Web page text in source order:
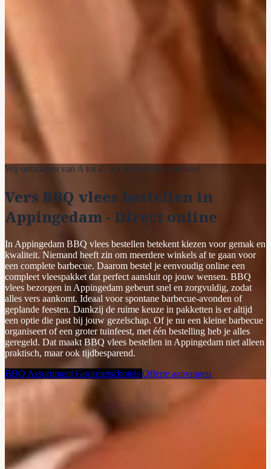
Wij ontzorgen van A tot Z, we doen zelfs de afwas!
Vers BBQ vlees bestellen in
Appingedam - Direct online
In Appingedam BBQ vlees bestellen betekent kiezen voor gemak en
kwaliteit. Niemand heeft zin om meerdere winkels af te gaan voor
een complete barbecue. Daarom bestel je eenvoudig online een
compleet vleespakket dat perfect aansluit op jouw wensen. BBQ
vlees bezorgen in Appingedam gebeurt snel en zorgvuldig, zodat
alles vers aankomt. Ideaal voor spontane barbecue-avonden of
geplande feesten. Dankzij de ruime keuze in pakketten is er altijd
een optie die past bij jouw gezelschap. Of je nu een kleine barbecue
organiseert of een groter tuinfeest, met één bestelling heb je alles
geregeld. Dat maakt BBQ vlees bestellen in Appingedam niet alleen
praktisch, maar ook tijdbesparend.
BBQ Assortiment Gourmetschotels Offerte aanvragen